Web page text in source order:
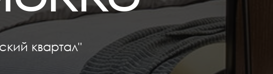
квартал"